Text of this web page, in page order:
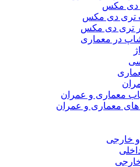
دی مکس
تری دی مکس
تری دی مکس
در معماری
معماری و عمران
های معماری و عمران
خارجی